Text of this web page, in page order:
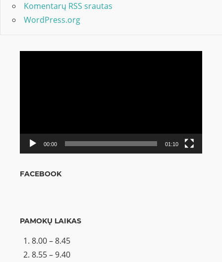
Komentarų RSS srautas
WordPress.org
00:00 01:10
FACEBOOK
PAMOKŲ LAIKAS
8.00 – 8.45
8.55 – 9.40